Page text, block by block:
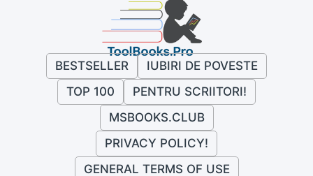
BESTSELLER
IUBIRI DE POVESTE
TOP 100
PENTRU SCRIITORI!
MSBOOKS.CLUB
PRIVACY POLICY!
GENERAL TERMS OF USE